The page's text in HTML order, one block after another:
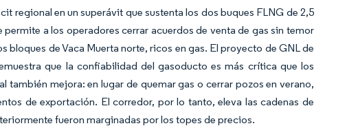
regional en un superávit que sustenta los dos buques FLNG de 2,5
a los operadores cerrar acuerdos de venta de gas sin temor
de Vaca Muerta norte, ricos en gas. El proyecto de GNL de
que la confiabilidad del gasoducto es más crítica que los
mejora: en lugar de quemar gas o cerrar pozos en verano,
de exportación. El corredor, por lo tanto, eleva las cadenas de
fueron marginadas por los topes de precios.